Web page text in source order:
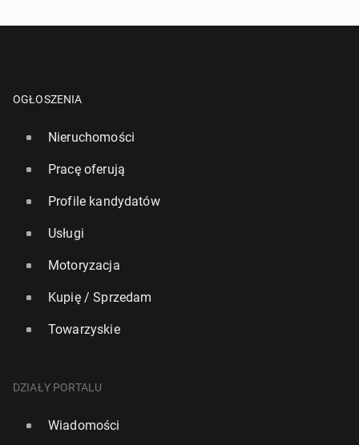
OGŁOSZENIA
Nieruchomości
Pracę oferują
Profile kandydatów
Usługi
Motoryzacja
Kupię / Sprzedam
Towarzyskie
DZIAŁY PORTALU
Wiadomości